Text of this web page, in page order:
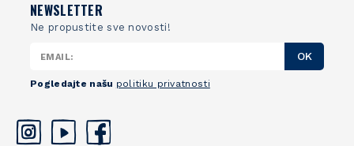
NEWSLETTER
Ne propustite sve novosti!
OK
Pogledajte našu politiku privatnosti